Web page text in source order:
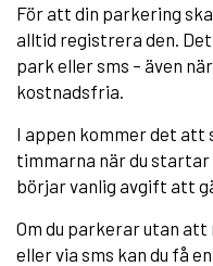
För att din parkering
alltid registrera den.
park eller sms – även
kostnadsfria.
I appen kommer det att
timmarna när du
börjar vanlig avgift att
Om du parkerar utan
eller via sms kan du få